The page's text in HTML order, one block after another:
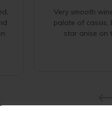
Very smooth
palate of cassis,
star anise on